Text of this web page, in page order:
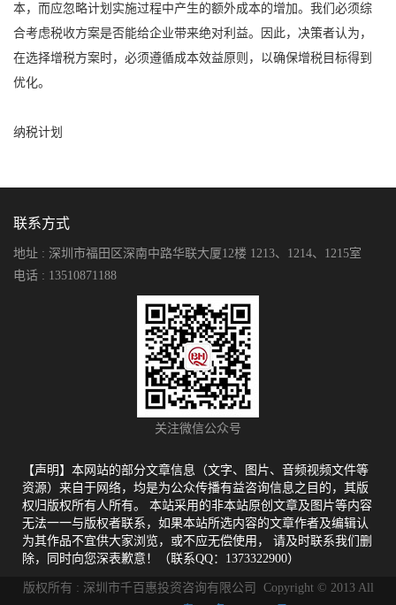
本，而应忽略计划实施过程中产生的额外成本的增加。我们必须综
合考虑税收方案是否能给企业带来绝对利益。因此，决策者认为，
在选择增税方案时，必须遵循成本效益原则，以确保增税目标得到
优化。
纳税计划
联系方式
地址 : 深圳市福田区深南中路华联大厦12楼 1213、1214、1215室
电话 : 13510871188
关注微信公众号
【声明】本网站的部分文章信息（文字、图片、音频视频文件等
资源）来自于网络，均是为公众传播有益咨询信息之目的，其版
权归版权所有人所有。 本站采用的非本站原创文章及图片等内容
无法一一与版权者联系，如果本站所选内容的文章作者及编辑认
为其作品不宜供大家浏览，或不应无偿使用， 请及时联系我们删
除，同时向您深表歉意！（联系QQ：1373322900）
版权所有 : 深圳市千百惠投资咨询有限公司 Copyright © 2013 All